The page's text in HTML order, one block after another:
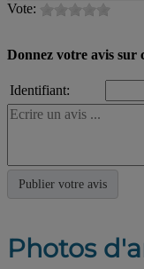
Vote:
Donnez votre avis sur
Identifiant:
Photos